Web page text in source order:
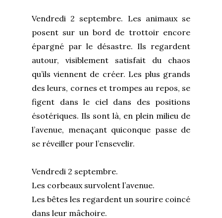
Vendredi 2 septembre. Les animaux se
posent sur un bord de trottoir encore
épargné par le désastre. Ils regardent
autour, visiblement satisfait du chaos
qu’ils viennent de créer. Les plus grands
des leurs, cornes et trompes au repos, se
figent dans le ciel dans des positions
ésotériques. Ils sont là, en plein milieu de
l’avenue, menaçant quiconque passe de
se réveiller pour l’ensevelir.
Vendredi 2 septembre.
Les corbeaux survolent l’avenue.
Les bêtes les regardent un sourire coincé
dans leur mâchoire.